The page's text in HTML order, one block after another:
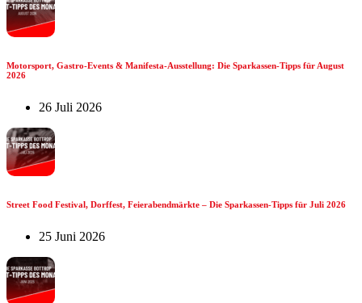
Motorsport, Gastro-Events & Manifesta-Ausstellung: Die Sparkassen-Tipps für August
2026
26 Juli 2026
Street Food Festival, Dorffest, Feierabendmärkte – Die Sparkassen-Tipps für Juli 2026
25 Juni 2026